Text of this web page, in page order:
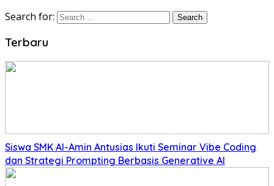
Search for:
Terbaru
Siswa SMK Al-Amin Antusias Ikuti Seminar Vibe Coding
dan Strategi Prompting Berbasis Generative AI